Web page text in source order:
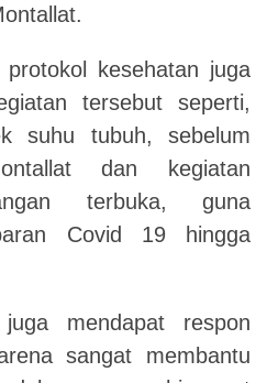
protokol kesehatan juga
tersebut seperti,
suhu tubuh, sebelum
dan kegiatan
terbuka, guna
Covid 19 hingga
mendapat respon
sangat membantu